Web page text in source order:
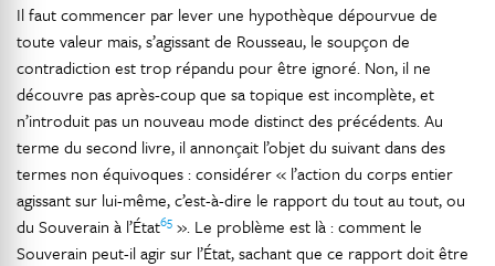
Il faut commencer par lever une hypothèque dépourvue de
toute valeur mais, s’agissant de Rousseau, le soupçon de
contradiction est trop répandu pour être ignoré. Non, il ne
découvre pas après-coup que sa topique est incomplète, et
n’introduit pas un nouveau mode distinct des précédents. Au
terme du second livre, il annonçait l’objet du suivant dans des
termes non équivoques : considérer « l’action du corps entier
agissant sur lui-même, c’est-à-dire le rapport du tout au tout, ou
du Souverain à l’État65 ». Le problème est là : comment le
Souverain peut-il agir sur l’État, sachant que ce rapport doit être